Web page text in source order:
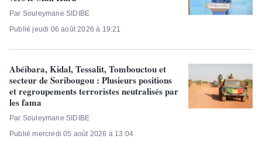
Par Souleymane SIDIBE
Publié jeudi 06 août 2026 à 19:21
Abéibara, Kidal, Tessalit, Tombouctou et
secteur de Soribougou : Plusieurs positions
et regroupements terroristes neutralisés par
les fama
Par Souleymane SIDIBE
Publié mercredi 05 août 2026 à 13:04